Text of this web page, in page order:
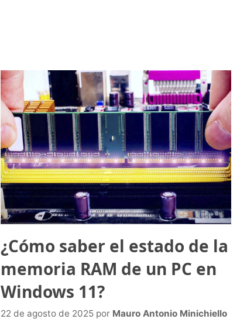
¿Cómo saber el estado de la
memoria RAM de un PC en
Windows 11?
22 de agosto de 2025 por Mauro Antonio Minichiello